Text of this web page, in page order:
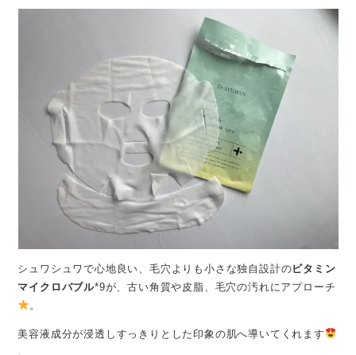
シュワシュワで心地良い、毛穴よりも小さな独自設計のビタミン
マイクロバブル*9が、古い角質や皮脂、毛穴の汚れにアプローチ
。
美容液成分が浸透しすっきりとした印象の肌へ導いてくれます
。